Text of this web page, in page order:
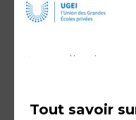
Accreditations
Tout savoir